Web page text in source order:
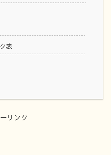
表
リンク